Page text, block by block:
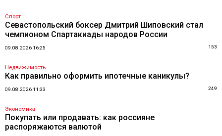
Спорт
Севастопольский боксер Дмитрий Шиповский стал
чемпионом Спартакиады народов России
09.08.2026 16:25 153
Недвижимость
Как правильно оформить ипотечные каникулы?
09.08.2026 11:33 249
Экономика
Покупать или продавать: как россияне
распоряжаются валютой